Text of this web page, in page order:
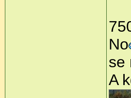
No
se
A